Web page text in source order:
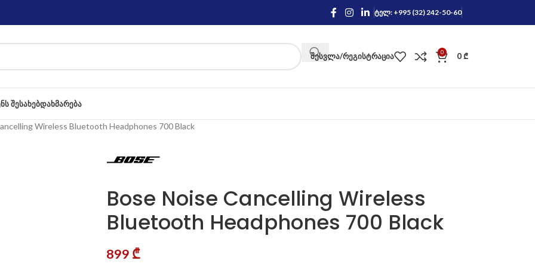
ტელ: +995 (32) 242-50-60
ᲨᲔᲡᲕᲚᲐ/ᲠᲔᲒᲘᲡᲢᲠᲐᲪᲘᲐ 0 0₾
ᲨᲔᲡᲐᲮᲔᲑᲓᲐᲮᲛᲐᲠᲔᲑᲐ
Wireless Bluetooth Headphones 700 Black
Bose Noise Cancelling Wireless
Bluetooth Headphones 700 Black
899 ₾